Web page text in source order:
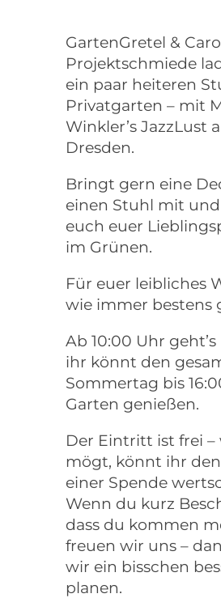
GartenGretel &
Projektschmiede
ein paar heiteren
Privatgarten – mit
Winkler’s JazzLust
Dresden.
Bringt gern eine
einen Stuhl mit
euch euer
im Grünen.
Für euer leibliches
wie immer bestens
Ab 10:00 Uhr geht’s
ihr könnt den
Sommertag bis
Garten genießen.
Der Eintritt ist frei –
mögt, könnt ihr
einer Spende
Wenn du kurz
dass du kommen
freuen wir uns –
wir ein bisschen
planen.